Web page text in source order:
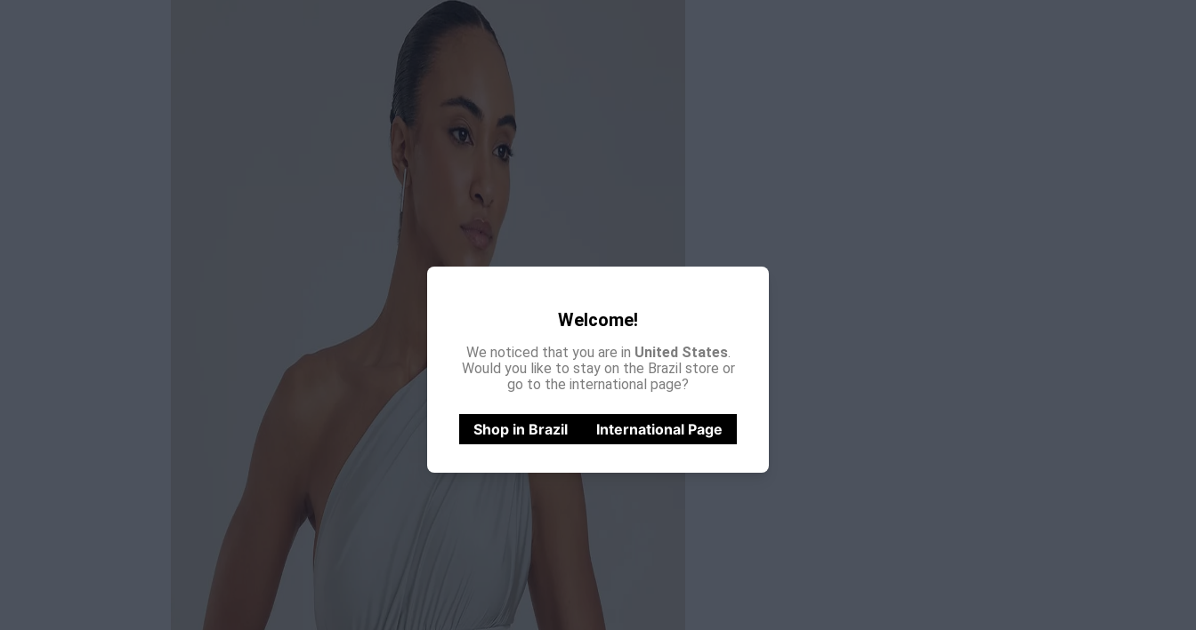
Welcome!
We noticed that you are in United States.
Would you like to stay on the Brazil store or
go to the international page?
Shop in Brazil International Page